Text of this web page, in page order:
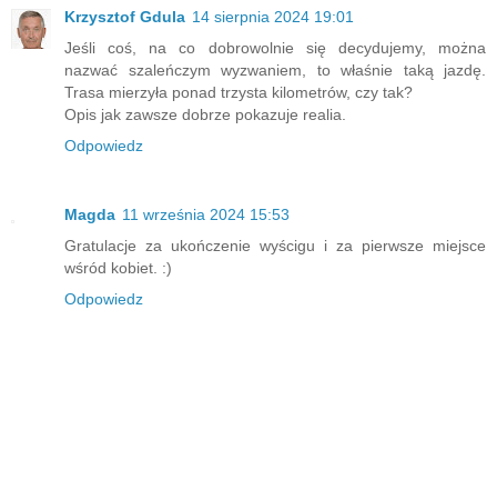
Krzysztof Gdula 14 sierpnia 2024 19:01
Jeśli coś, na co dobrowolnie się decydujemy, można
nazwać szaleńczym wyzwaniem, to właśnie taką jazdę.
Trasa mierzyła ponad trzysta kilometrów, czy tak?
Opis jak zawsze dobrze pokazuje realia.
Odpowiedz
Magda 11 września 2024 15:53
Gratulacje za ukończenie wyścigu i za pierwsze miejsce
wśród kobiet. :)
Odpowiedz